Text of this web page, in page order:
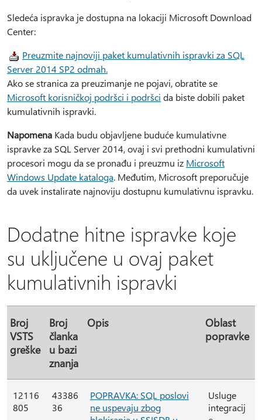
Sledeća ispravka je dostupna na lokaciji Microsoft Download
Center:
Preuzmite najnoviji paket kumulativnih ispravki za SQL
Server 2014 SP2 odmah.
Ako se stranica za preuzimanje ne pojavi, obratite se
Microsoft korisničkoj podršci i podršci da biste dobili paket
kumulativnih ispravki.
Napomena Kada budu objavljene buduće kumulativne
ispravke za SQL Server 2014, ovaj i svi prethodni kumulativni
procesori mogu da se pronađu i preuzmu iz Microsoft
Windows Update kataloga. Međutim, Microsoft preporučuje
da uvek instalirate najnoviju dostupnu kumulativnu ispravku.
Dodatne hitne ispravke koje
su uključene u ovaj paket
kumulativnih ispravki
Broj
VSTS
greške
Broj
članka
u bazi
znanja
Opis
Oblast
popravke
12116
805
43386
36
POPRAVKA: SQL poslovi
ne uspevaju zbog
Usluge
integracij